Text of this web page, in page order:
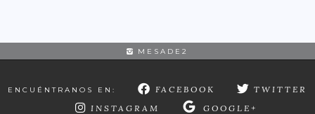
MESADE2
ENCUÉNTRANOS EN: FACEBOOK
TWITTER
INSTAGRAM
GOOGLE+